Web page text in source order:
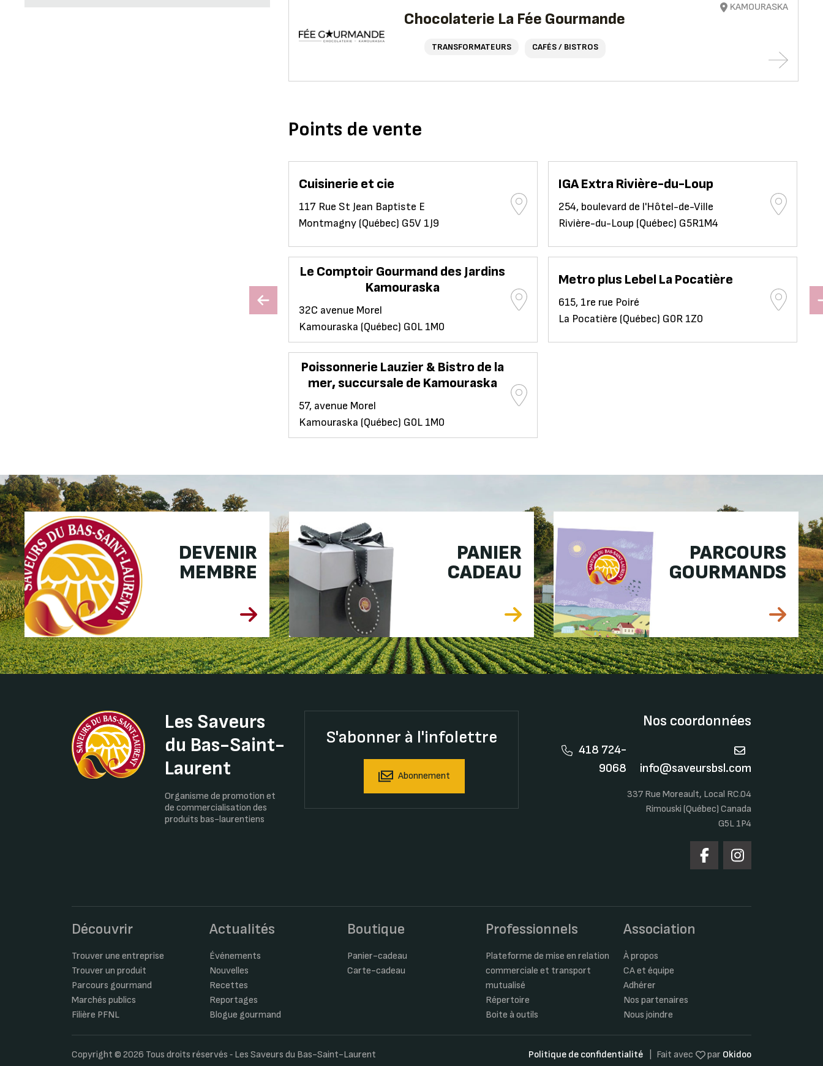
Chocolaterie La Fée Gourmande
TRANSFORMATEURS CAFÉS / BISTROS
KAMOURASKA
Points de vente
Cuisinerie et cie
117 Rue St Jean Baptiste E
Montmagny (Québec) G5V 1J9
IGA Extra Rivière-du-Loup
254, boulevard de l'Hôtel-de-Ville
Rivière-du-Loup (Québec) G5R1M4
Le Comptoir Gourmand des Jardins
Kamouraska
32C avenue Morel
Kamouraska (Québec) G0L 1M0
Metro plus Lebel La Pocatière
615, 1re rue Poiré
La Pocatière (Québec) G0R 1Z0
Poissonnerie Lauzier & Bistro de la
mer, succursale de Kamouraska
57, avenue Morel
Kamouraska (Québec) G0L 1M0
DEVENIR
MEMBRE
PANIER
CADEAU
PARCOURS
GOURMANDS
Les Saveurs
du Bas-Saint-
Laurent
Organisme de promotion et
de commercialisation des
produits bas-laurentiens
S'abonner à l'infolettre
Abonnement
Nos coordonnées
418 724-
9068
info@saveursbsl.com
337 Rue Moreault, Local RC.04
Rimouski (Québec) Canada
G5L 1P4
Découvrir
Trouver une entreprise
Trouver un produit
Parcours gourmand
Marchés publics
Filière PFNL
Actualités
Événements
Nouvelles
Recettes
Reportages
Blogue gourmand
Boutique
Panier-cadeau
Carte-cadeau
Professionnels
Plateforme de mise en relation
commerciale et transport
mutualisé
Répertoire
Boite à outils
Association
À propos
CA et équipe
Adhérer
Nos partenaires
Nous joindre
Copyright © 2026 Tous droits réservés ‐ Les Saveurs du Bas-Saint-Laurent Politique de confidentialité Fait avec par Okidoo